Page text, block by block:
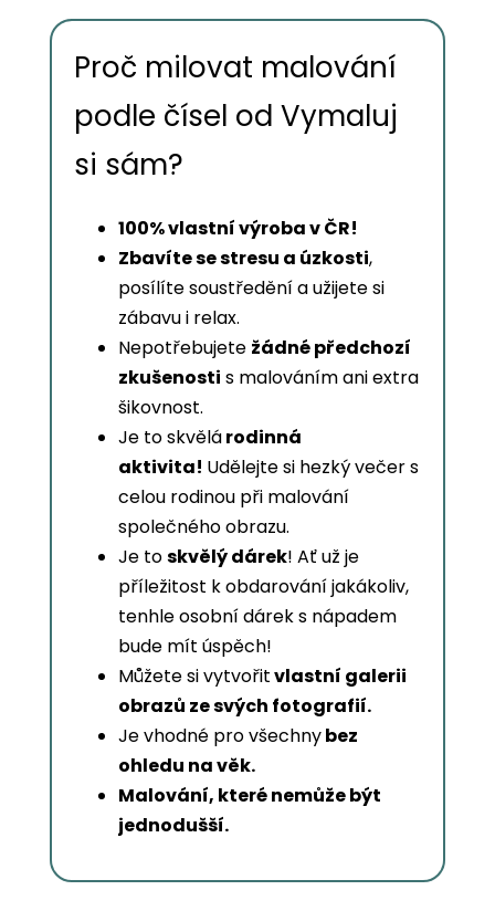
Proč milovat malování
podle čísel od Vymaluj
si sám?
100% vlastní výroba v ČR!
Zbavíte se stresu a úzkosti,
posílíte soustředění a užijete si
zábavu i relax.
Nepotřebujete žádné předchozí
zkušenosti s malováním ani extra
šikovnost.
Je to skvělárodinná
aktivita! Udělejte si hezký večer s
celou rodinou při malování
společného obrazu.
Je toskvělý dárek! Ať už je
příležitost k obdarování jakákoliv,
tenhle osobní dárek s nápadem
bude mít úspěch!
Můžete si vytvořitvlastní galerii
obrazů ze svých fotografií.
Je vhodné pro všechnybez
ohledu na věk.
Malování, které nemůže být
jednodušší.